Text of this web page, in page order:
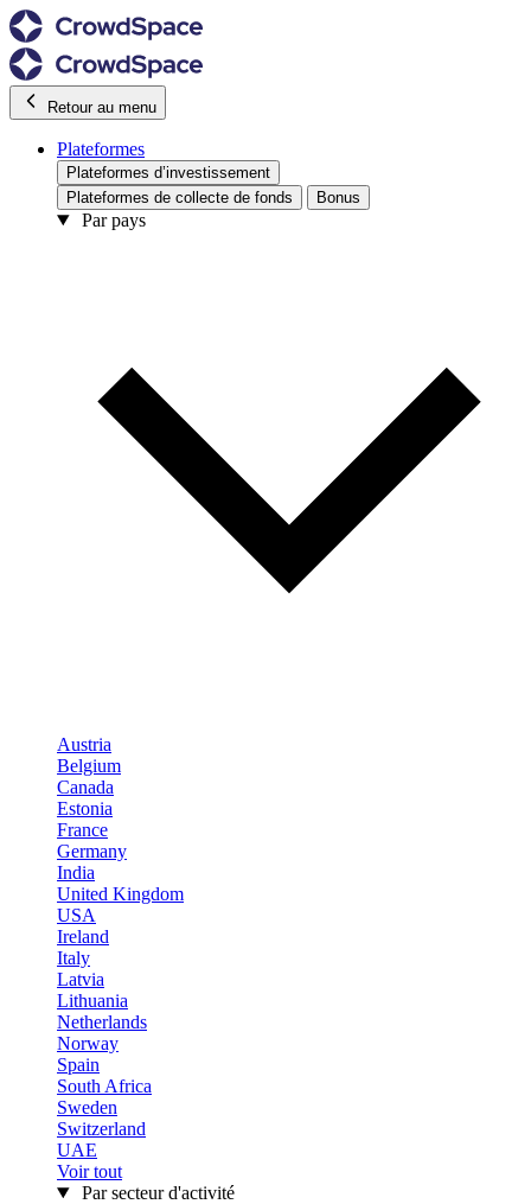
Retour au menu
Plateformes
Plateformes d’investissement
Plateformes de collecte de fonds
Bonus
Par pays
Austria
Belgium
Canada
Estonia
France
Germany
India
United Kingdom
USA
Ireland
Italy
Latvia
Lithuania
Netherlands
Norway
Spain
South Africa
Sweden
Switzerland
UAE
Voir tout
Par secteur d'activité